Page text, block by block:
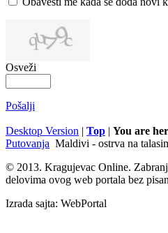
Osveži
Pošalji
Desktop Version | Top | You are
Putovanja Maldivi - ostrva na
© 2013. Kragujevac Online.
delovima ovog web portala bez
Izrada sajta: WebPortal